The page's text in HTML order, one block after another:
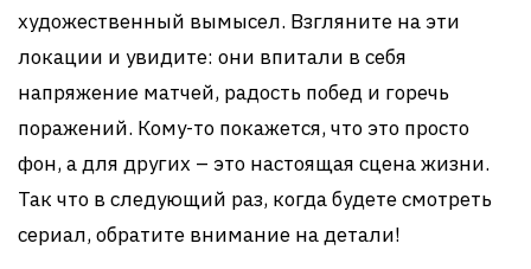
художественный вымысел. Взгляните на эти
локации и увидите: они впитали в себя
напряжение матчей, радость побед и горечь
поражений. Кому-то покажется, что это просто
фон, а для других – это настоящая сцена жизни.
Так что в следующий раз, когда будете смотреть
сериал, обратите внимание на детали!